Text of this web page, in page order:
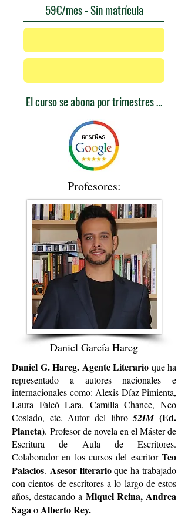
59€/mes - Sin matrícula
El curso se abona por trimestres - 175,50€
Profesores:
Daniel García Hareg
Daniel G. Hareg. Agente Literario que ha
representado a autores nacionales e
internacionales como: Alexis Díaz Pimienta,
Laura Falcó Lara, Camilla Chance, Neo
Coslado, etc. Autor del libro52IM(Ed.
Planeta)​. Profesor de novela en el Máster de
Escritura de Aula de Escritores​.
Colaborador en los cursos del escritor Teo
Palacios. Asesor literarioque ha trabajado
con cientos de escritores a lo largo de estos
años, destacando a Miquel Reina, Andrea
SagaoAlberto Rey.